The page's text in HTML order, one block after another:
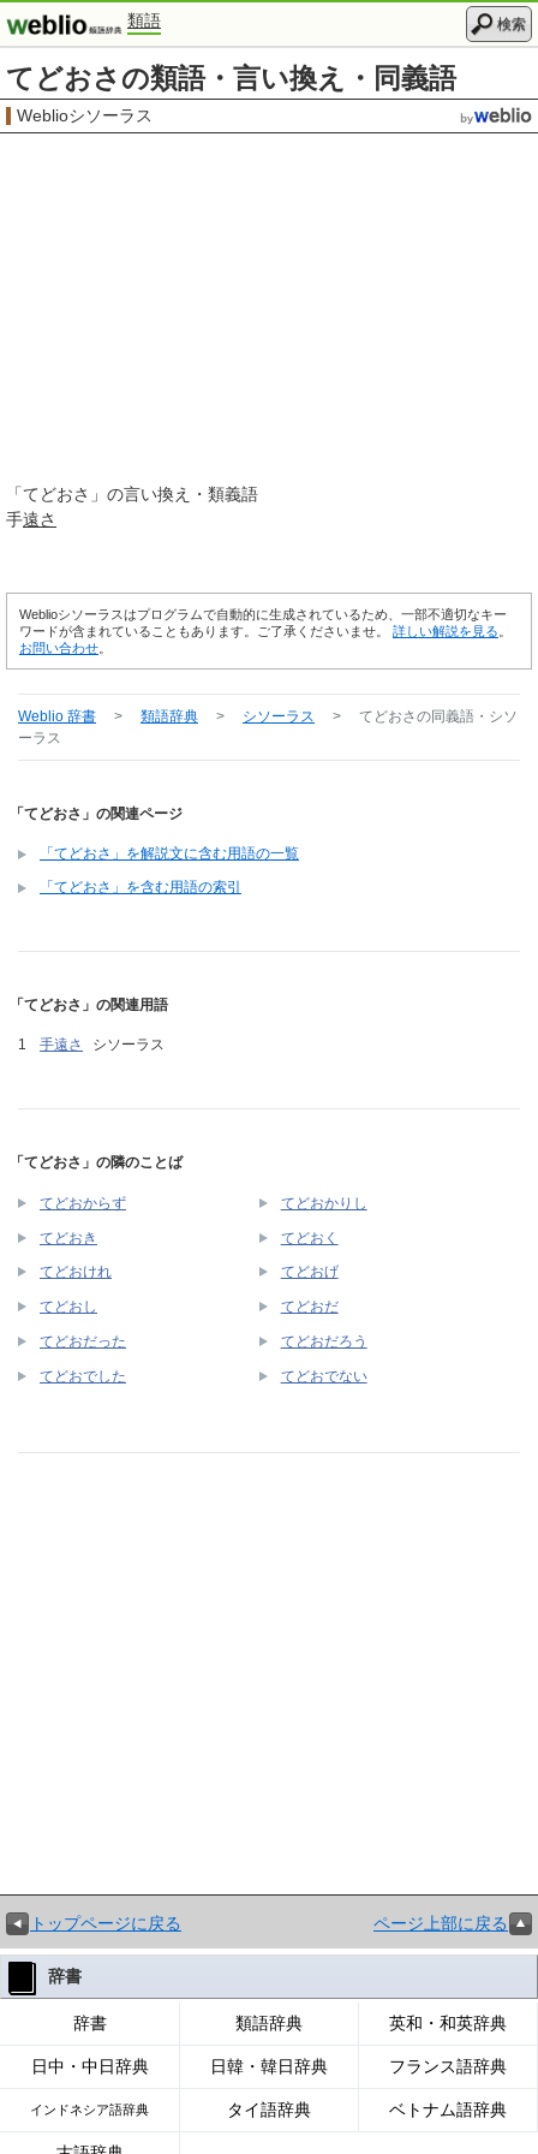
類語 検索
てどおさの類語・言い換え・同義語
Weblioシソーラス
「てどおさ 」の言い換え・類義語
手遠さ
Weblioシソーラスはプログラムで自動的に生成されているため、一部不適切なキー
ワードが含まれていることもあります。ご了承くださいませ。 詳しい解説を見る
お問い合わせ
Weblio 辞書 > 類語辞典 > シソーラス > てどおさの同義語・シソ
ーラス
「てどおさ」の関連ページ
「てどおさ」を解説文に含む用語の一覧
「てどおさ」を含む用語の索引
「てどおさ」の関連用語
手遠さ シソーラス
「てどおさ」の隣のことば
てどおからず てどおかりし
てどおき てどおく
てどおけれ てどおげ
てどおし てどおだ
てどおだった てどおだろう
てどおでした てどおでない
トップページに戻る ページ上部に戻る
辞書
辞書 類語辞典 英和・和英辞典
日中・中日辞典 日韓・韓日辞典 フランス語辞典
インドネシア語辞典 タイ語辞典 ベトナム語辞典